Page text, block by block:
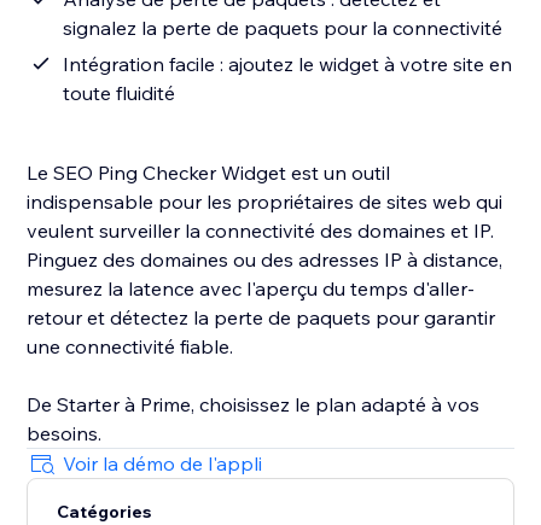
signalez la perte de paquets pour la connectivité
Intégration facile : ajoutez le widget à votre site en
toute fluidité
Le SEO Ping Checker Widget est un outil
indispensable pour les propriétaires de sites web qui
veulent surveiller la connectivité des domaines et IP.
Pinguez des domaines ou des adresses IP à distance,
mesurez la latence avec l'aperçu du temps d'aller-
retour et détectez la perte de paquets pour garantir
une connectivité fiable.
De Starter à Prime, choisissez le plan adapté à vos
besoins.
Voir la démo de l'appli
Catégories